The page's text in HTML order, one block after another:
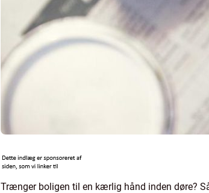
Trænger boligen til en kærlig hånd inden døre?